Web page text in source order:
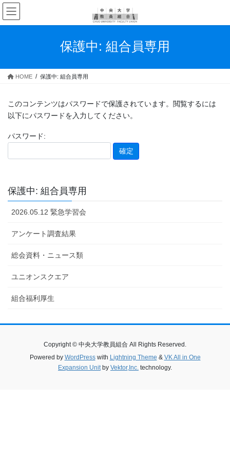
コ
ン
テ
ス
ナ
ビ
ゲ
ン
保護中: 組合員専用
HOME 保護中: 組合員専用
このコンテンツはパスワードで保護されています。閲覧するには
以下にパスワードを入力してください。
パスワード:
保護中: 組合員専用
2026.05.12 緊急学習会
アンケート調査結果
総会資料・ニュース類
ユニオンスクエア
組合福利厚生
Copyright © 中央大学教員組合 All Rights Reserved.
Powered by WordPresswith Lightning Theme & VK All in One
Expansion Unitby Vektor,Inc. technology.